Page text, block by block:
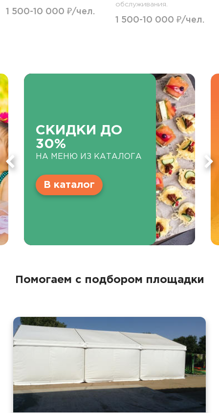
1 500-10 000 ₽/чел.
обслуживания.
1 500-10 000 ₽/чел.
СКИДКИ ДО
30%
НА МЕНЮ ИЗ КАТАЛОГА
В каталог
Помогаем с подбором площадки